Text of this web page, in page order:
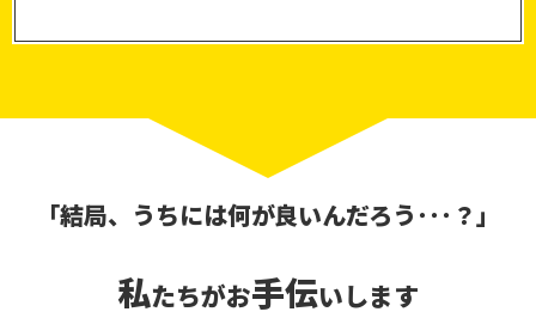
「結局、うちには何が良いんだろう･･･？」
私たちがお手伝いします